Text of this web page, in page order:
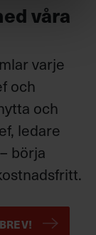
våra
varje
och
och
ledare
börja